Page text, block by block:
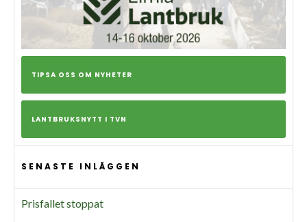
TIPSA OSS OM NYHETER
LANTBRUKSNYTT I TVN
SENASTE INLÄGGEN
Prisfallet stoppat